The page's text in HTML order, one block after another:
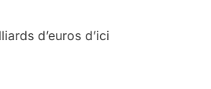
d’euros d’ici